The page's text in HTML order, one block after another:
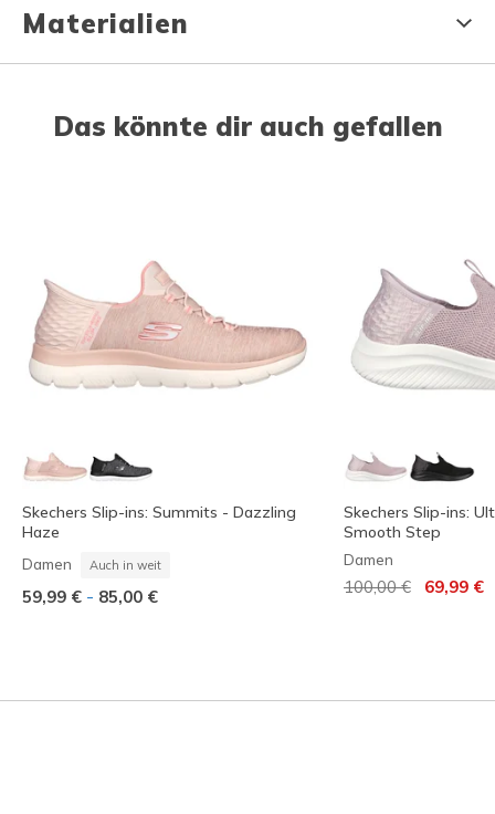
Materialien
Das könnte dir auch gefallen
Skechers Slip-ins: Summits - Dazzling
Haze
Damen Auch in weit
59,99 € - 85,00 €
Skechers Slip-ins:
Smooth Step
Damen
Reduziert von
100,00 €auf69,99 €